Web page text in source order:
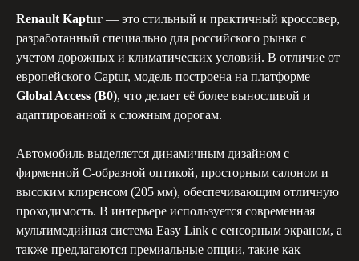
Renault Kaptur — это стильный и практичный кроссовер,
разработанный специально для российского рынка с
учетом дорожных и климатических условий. В отличие от
европейского Captur, модель построена на платформе
Global Access (B0), что делает её более выносливой и
адаптированной к сложным дорогам.
Автомобиль выделяется динамичным дизайном с
фирменной С-образной оптикой, просторным салоном и
высоким клиренсом (205 мм), обеспечивающим отличную
проходимость. В интерьере используется современная
мультимедийная система Easy Link с сенсорным экраном, а
также предлагаются премиальные опции, такие как
Минимальный возраст
3 года